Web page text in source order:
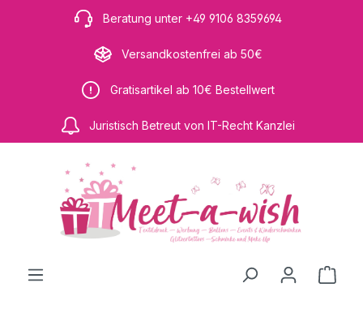
Zum Hauptinhalt springenBeratung unter +49 9106 8359694
Versandkostenfrei ab 50€
Gratisartikel ab 10€ Bestellwert
Juristisch Betreut von IT-Recht Kanzlei